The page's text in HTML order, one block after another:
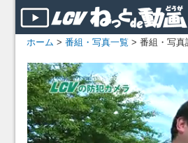
ホーム > 番組・写真一覧 > 番組・写真